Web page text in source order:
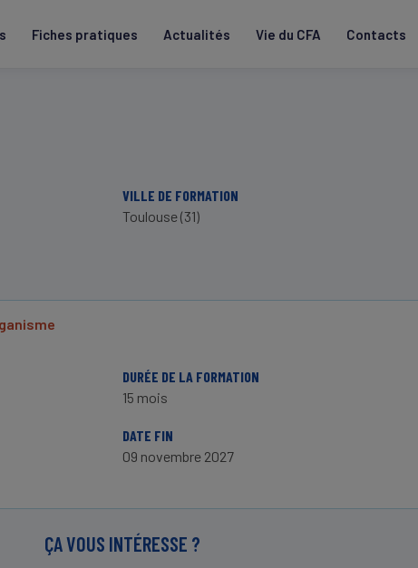
Fiches pratiques Actualités Vie du CFA Contacts
VILLE DE FORMATION
Toulouse (31)
DURÉE DE LA FORMATION
15 mois
DATE FIN
09 novembre 2027
ÇA VOUS INTÉRESSE ?